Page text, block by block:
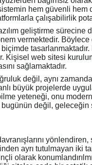
hem güvenli hem
çalışabilirlik
geliştirme sürecine
vermektedir.
web sitesi
sağlamaktadır.
değil, aynı
büyük projelerde
yeteneği, onu modern
değil, geleceğin
ayrı tutulmayan iki
olarak